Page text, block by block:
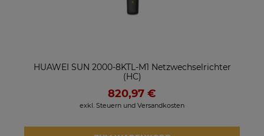
HUAWEI SUN 2000-8KTL-M1 Netzwechselrichter
(HC)
820,97 €
exkl. Steuern und Versandkosten